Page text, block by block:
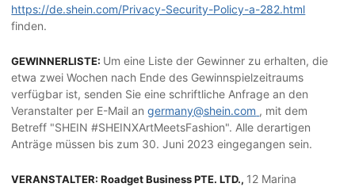
https://de.shein.com/Privacy-Security-Policy-a-282.html
finden.
GEWINNERLISTE: Um eine Liste der Gewinner zu erhalten, die
etwa zwei Wochen nach Ende des Gewinnspielzeitraums
verfügbar ist, senden Sie eine schriftliche Anfrage an den
Veranstalter per E-Mail angermany@shein.com , mit dem
Betreff "SHEIN #SHEINXArtMeetsFashion". Alle derartigen
Anträge müssen bis zum 30. Juni 2023 eingegangen sein.
VERANSTALTER: Roadget Business PTE. LTD., 12 Marina